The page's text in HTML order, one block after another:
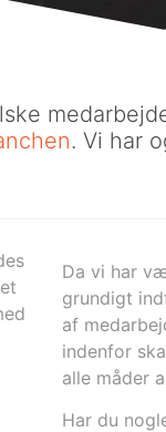
. Vi har
Da vi har
grundigt
af
indenfor
alle måder
Har du